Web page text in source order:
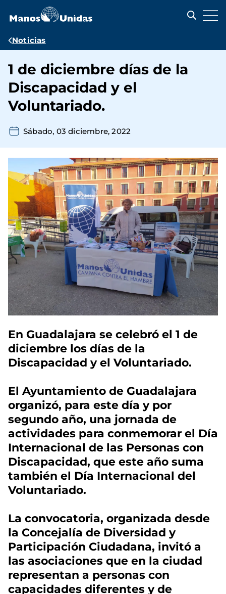
contenido
Ruta
navegación
Noticias
1 de diciembre días de la
Discapacidad y el
Voluntariado.
Sábado, 03 diciembre, 2022
En Guadalajara se celebró el 1 de
diciembre los días de la
Discapacidad y el Voluntariado.
El Ayuntamiento de Guadalajara
organizó, para este día y por
segundo año, una jornada de
actividades para conmemorar el Día
Internacional de las Personas con
Discapacidad, que este año suma
también el Día Internacional del
Voluntariado.
La convocatoria, organizada desde
la Concejalía de Diversidad y
Participación Ciudadana, invitó a
las asociaciones que en la ciudad
representan a personas con
capacidades diferentes y de